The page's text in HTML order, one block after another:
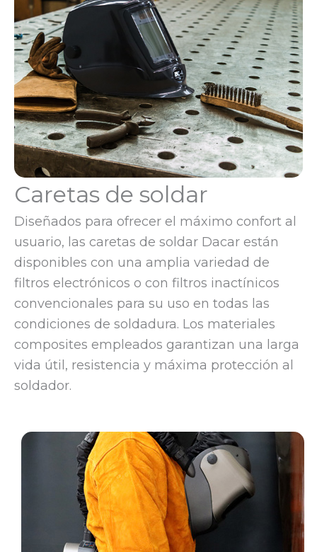
Caretas de soldar
Diseñados para ofrecer el máximo confort al
usuario, las caretas de soldar Dacar están
disponibles con una amplia variedad de
filtros electrónicos o con filtros inactínicos
convencionales para su uso en todas las
condiciones de soldadura. Los materiales
composites empleados garantizan una larga
vida útil, resistencia y máxima protección al
soldador.